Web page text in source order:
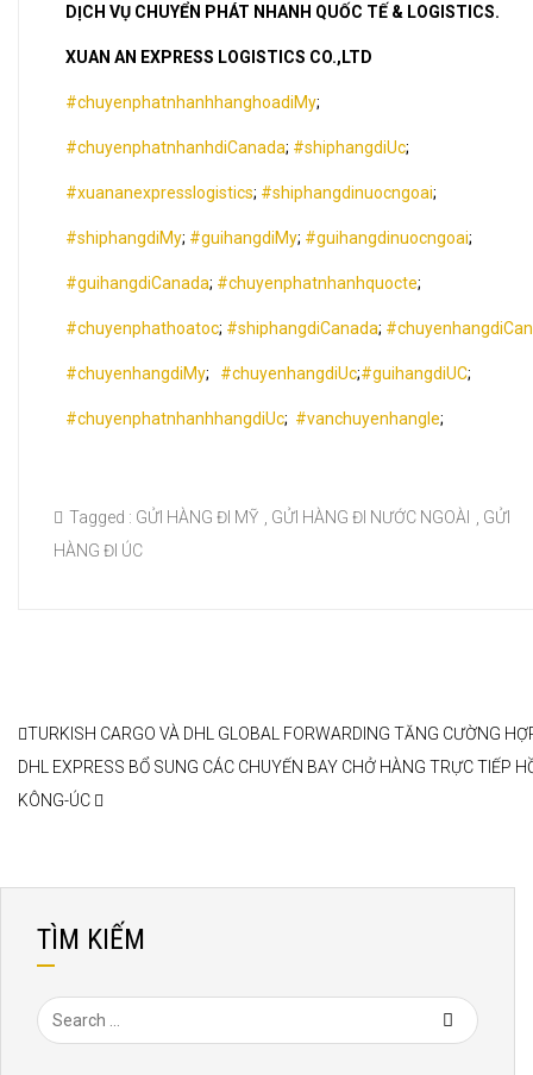
DỊCH VỤ CHUYỂN PHÁT NHANH QUỐC TẾ & LOGISTICS.
XUAN AN EXPRESS LOGISTICS CO.,LTD
#chuyenphatnhanhhanghoadiMy;
#chuyenphatnhanhdiCanada; #shiphangdiUc;
#xuananexpresslogistics; #shiphangdinuocngoai;
#shiphangdiMy; #guihangdiMy; #guihangdinuocngoai;
#guihangdiCanada; #chuyenphatnhanhquocte;
#chuyenphathoatoc; #shiphangdiCanada;
#chuyenhangdiMy; #chuyenhangdiUc;#guihangdiUC;
#chuyenphatnhanhhangdiUc; #vanchuyenhangle;
Tagged : GỬI HÀNG ĐI MỸ GỬI HÀNG ĐI NƯỚC NGOÀI
GỬI
HÀNG ĐI ÚC
TURKISH CARGO VÀ DHL GLOBAL FORWARDING TĂNG CƯỜNG
DHL EXPRESS BỔ SUNG CÁC CHUYẾN BAY CHỞ HÀNG TRỰC TIẾP
KÔNG-ÚC
TÌM KIẾM